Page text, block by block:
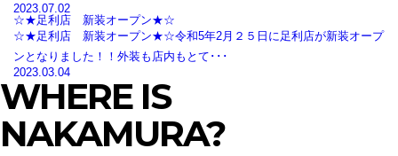
2023.07.02
☆★足利店 新装オープン★☆
☆★足利店 新装オープン★☆令和5年2月２５日に足利店が新装オープ
ンとなりました！！外装も店内もとて･･･
2023.03.04
WHERE IS
NAKAMURA?